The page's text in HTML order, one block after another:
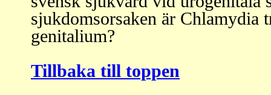
sjukdomsorsaken är Chlamydia
genitalium?
Tillbaka till toppen